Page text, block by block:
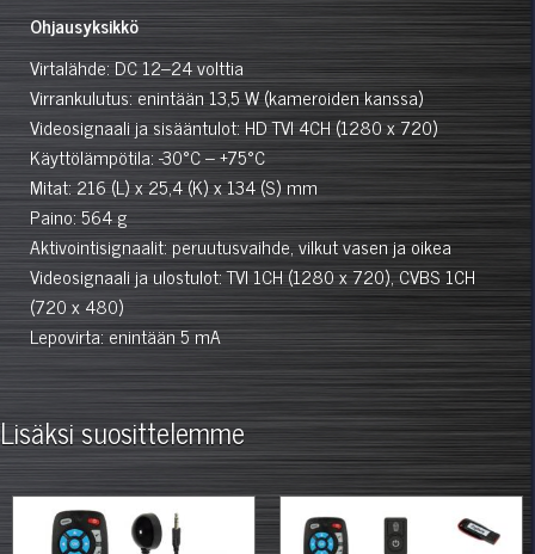
Ohjausyksikkö
Virtalähde: DC 12–24 volttia
Virrankulutus: enintään 13,5 W (kameroiden kanssa)
Videosignaali ja sisääntulot: HD TVI 4CH (1280 x 720)
Käyttölämpötila: -30°C – +75°C
Mitat: 216 (L) x 25,4 (K) x 134 (S) mm
Paino: 564 g
Aktivointisignaalit: peruutusvaihde, vilkut vasen ja oikea
Videosignaali ja ulostulot: TVI 1CH (1280 x 720), CVBS 1CH
(720 x 480)
Lepovirta: enintään 5 mA
Lisäksi suosittelemme